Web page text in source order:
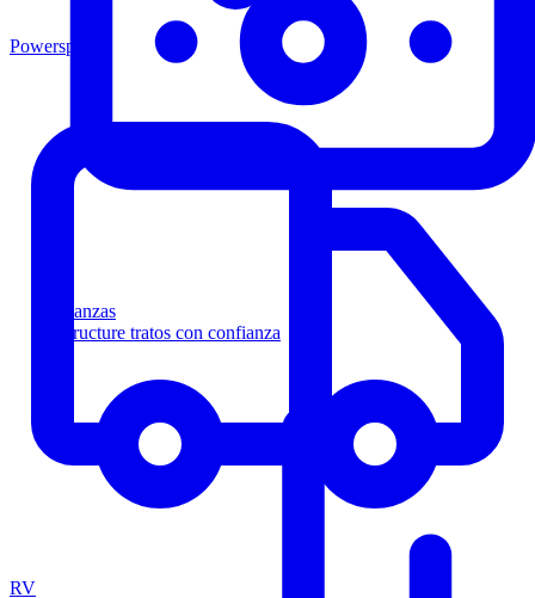
Finanzas
Estructure tratos con confianza
Powersports
RV